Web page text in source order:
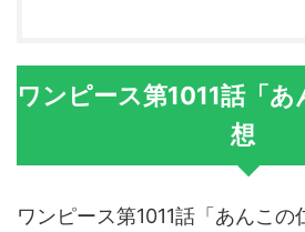
ワンピース第1011話「
想
ワンピース第1011話「あんこの